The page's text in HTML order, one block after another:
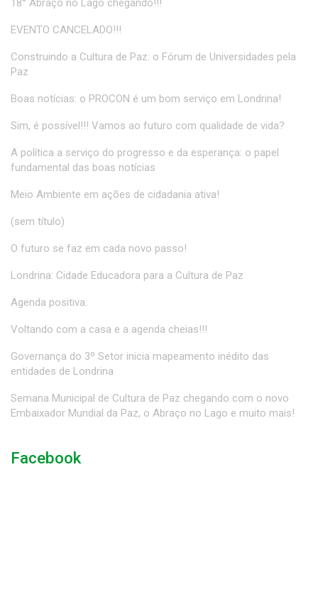
18° Abraço no Lago chegando!!!
EVENTO CANCELADO!!!
Construindo a Cultura de Paz: o Fórum de Universidades pela
Paz
Boas notícias: o PROCON é um bom serviço em Londrina!
Sim, é possível!!! Vamos ao futuro com qualidade de vida?
A política a serviço do progresso e da esperança: o papel
fundamental das boas notícias
Meio Ambiente em ações de cidadania ativa!
(sem título)
O futuro se faz em cada novo passo!
Londrina: Cidade Educadora para a Cultura de Paz
Agenda positiva:
Voltando com a casa e a agenda cheias!!!
Governança do 3º Setor inicia mapeamento inédito das
entidades de Londrina
Semana Municipal de Cultura de Paz chegando com o novo
Embaixador Mundial da Paz, o Abraço no Lago e muito mais!
Facebook